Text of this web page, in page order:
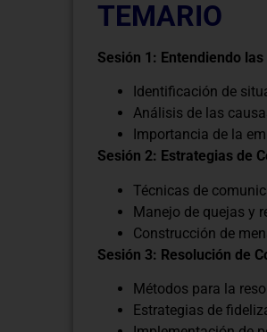
TEMARIO
Sesión 1: Entendiendo
Identificación de
Análisis de las
Importancia de la
Sesión 2: Estrategias de
Técnicas de
Manejo de quejas y
Construcción de
Sesión 3: Resolución de
Métodos para la
Estrategias de